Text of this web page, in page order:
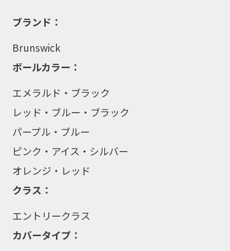
ブランド：
Brunswick
ボールカラー：
エメラルド・ブラック
レッド・ブルー・ブラック
パープル・ブルー
ピンク・アイス・シルバー
オレンジ・レッド
クラス：
エントリークラス
カバータイプ：